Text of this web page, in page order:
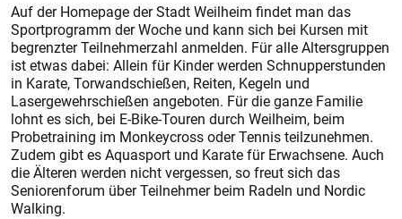
Auf der Homepage der Stadt Weilheim findet man das
Sportprogramm der Woche und kann sich bei Kursen mit
begrenzter Teilnehmerzahl anmelden. Für alle Altersgruppen
ist etwas dabei: Allein für Kinder werden Schnupperstunden
in Karate, Torwandschießen, Reiten, Kegeln und
Lasergewehrschießen angeboten. Für die ganze Familie
lohnt es sich, bei E-Bike-Touren durch Weilheim, beim
Probetraining im Monkeycross oder Tennis teilzunehmen.
Zudem gibt es Aquasport und Karate für Erwachsene. Auch
die Älteren werden nicht vergessen, so freut sich das
Seniorenforum über Teilnehmer beim Radeln und Nordic
Walking.